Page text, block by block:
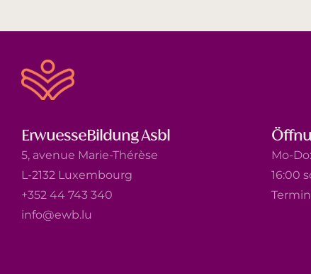
ErwuesseBildung Asbl
5, avenue Marie-Thérèse
L-2132 Luxembourg
+352 44 743 340
info@ewb.lu
Mo-
16:00